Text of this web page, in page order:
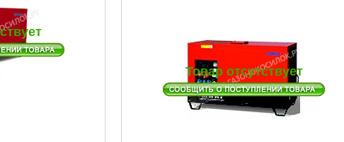
Товар отсутствует